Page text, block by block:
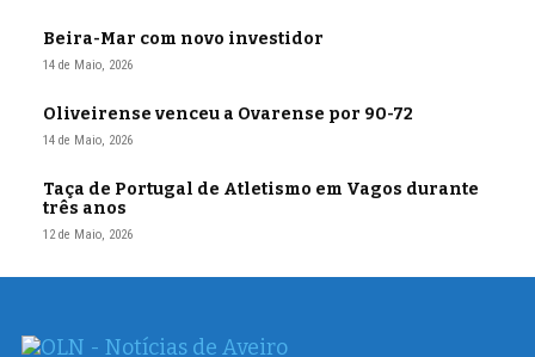
Beira-Mar com novo investidor
14 de Maio, 2026
Oliveirense venceu a Ovarense por 90-72
14 de Maio, 2026
Taça de Portugal de Atletismo em Vagos durante
três anos
12 de Maio, 2026